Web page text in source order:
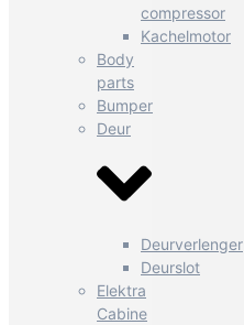
compressor
Kachelmotor
Body
parts
Bumper
Deur
Deurverlenger
Deurslot
Elektra
Cabine